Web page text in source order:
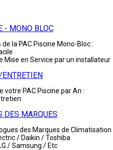
- MONO BLOC
la PAC Piscine Mono-Bloc :
Mise en Service par un installateur
votre PAC Piscine par An :
DES MARQUES
des Marques de Climatisation
/ Daikin / Toshiba
/ Samsung / Etc